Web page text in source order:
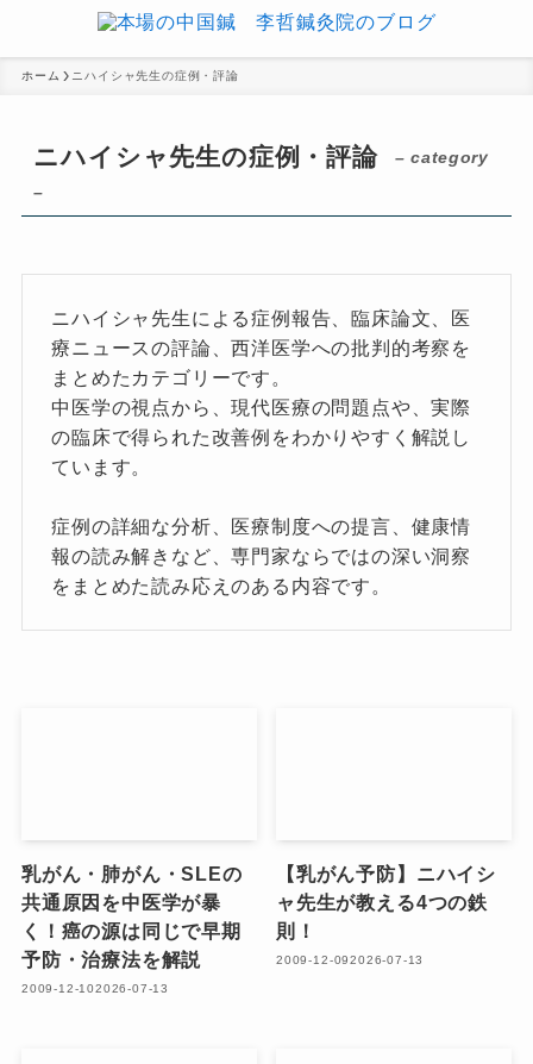
ホーム ニハイシャ先生の症例・評論
ニハイシャ先生の症例・評論
– category
–
ニハイシャ先生による症例報告、臨床論文、医
療ニュースの評論、西洋医学への批判的考察を
まとめたカテゴリーです。
中医学の視点から、現代医療の問題点や、実際
の臨床で得られた改善例をわかりやすく解説し
ています。
症例の詳細な分析、医療制度への提言、健康情
報の読み解きなど、専門家ならではの深い洞察
をまとめた読み応えのある内容です。
乳がん・肺がん・SLEの
共通原因を中医学が暴
く！癌の源は同じで早期
予防・治療法を解説
2009-12-102026-07-13
【乳がん予防】ニハイシ
ャ先生が教える4つの鉄
則！
2009-12-092026-07-13